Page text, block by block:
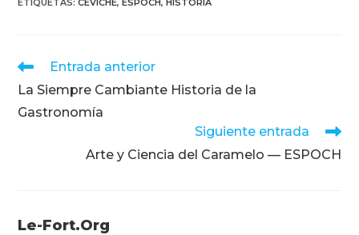
ETIQUETAS:CEVICHE, ESPOCH, HISTORIA
Leer
artículos
Entrada anterior
La Siempre Cambiante Historia de la
Gastronomía
Siguiente entrada
Arte y Ciencia del Caramelo — ESPOCH
Le-Fort.org